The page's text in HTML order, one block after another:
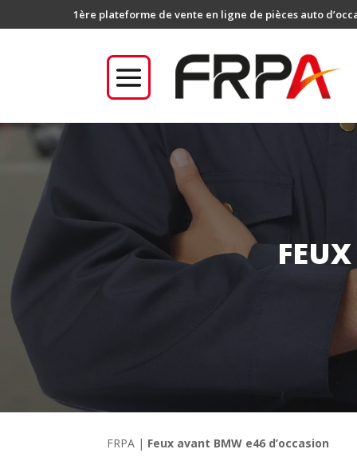
1ère plateforme de vente en ligne de pièces auto
FRPA | Feux avant BMW e46 d’occasion